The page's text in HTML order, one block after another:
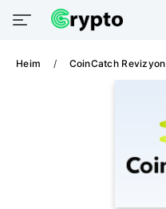
Heim CoinCatch Revizyon